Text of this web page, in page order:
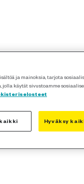
ja mainoksia, tarjota
käytät sivustoamme
Hyväksy